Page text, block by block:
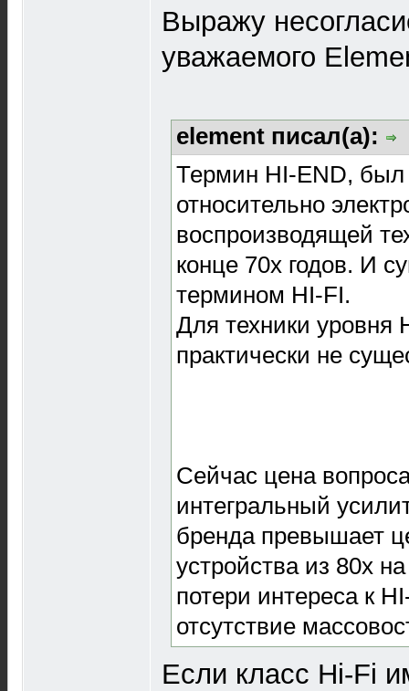
Выражу
уважаемого
element писал(а):
Термин HI-END,
относительно
воспроизводящей
конце 70х годов. И
термином HI-FI.
Для техники уровня
практически не
Сейчас цена
интегральный
бренда превышает
устройства из 80х
потери интереса к
отсутствие
Если класс Hi-Fi